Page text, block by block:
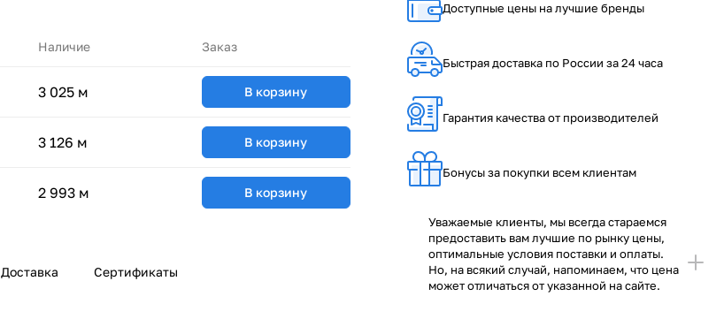
Доступные цены на лучшие бренды
Быстрая доставка по России за 24 часа
Гарантия качества от производителей
Бонусы за покупки всем клиентам
Уважаемые клиенты, мы всегда стараемся
предоставить вам лучшие по рынку цены,
оптимальные условия поставки и оплаты.
Но, на всякий случай, напоминаем, что цена
может отличаться от указанной на сайте.
Наличие Заказ
3 025 м В корзину
3 126 м В корзину
2 993 м В корзину
Доставка Сертификаты